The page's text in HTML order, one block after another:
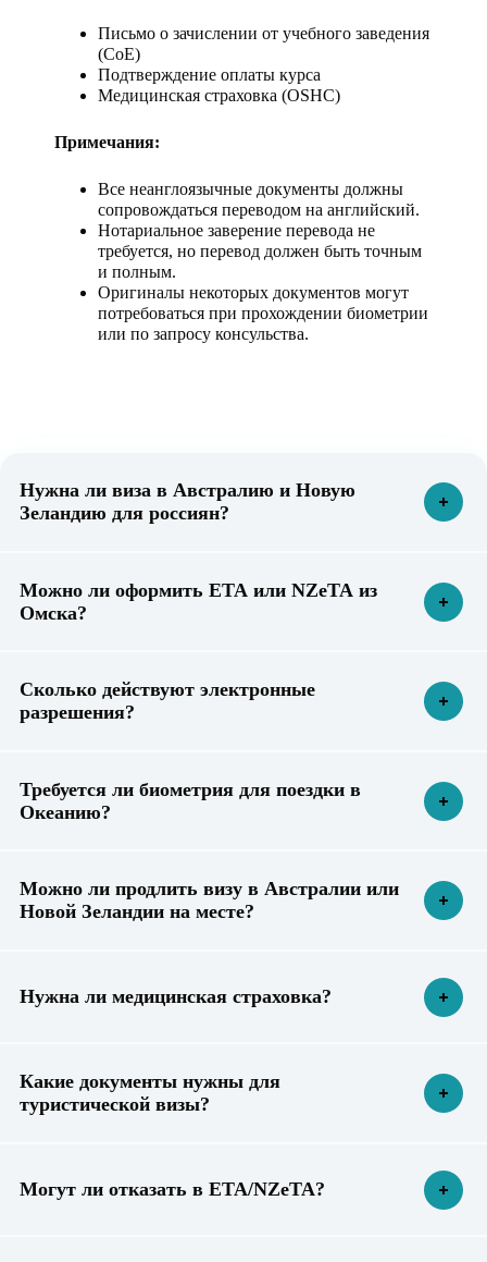
Письмо о зачислении от учебного заведения
(CoE)
Подтверждение оплаты курса
Медицинская страховка (OSHC)
Примечания:
Все неанглоязычные документы должны
сопровождаться переводом на английский.
Нотариальное заверение перевода не
требуется, но перевод должен быть точным
и полным.
Оригиналы некоторых документов могут
потребоваться при прохождении биометрии
или по запросу консульства.
Нужна ли виза в Австралию и Новую
Зеландию для россиян?
Можно ли оформить ETA или NZeTA из
Омска?
Сколько действуют электронные
разрешения?
Требуется ли биометрия для поездки в
Океанию?
Можно ли продлить визу в Австралии или
Новой Зеландии на месте?
Нужна ли медицинская страховка?
Какие документы нужны для
туристической визы?
Могут ли отказать в ETA/NZeTA?